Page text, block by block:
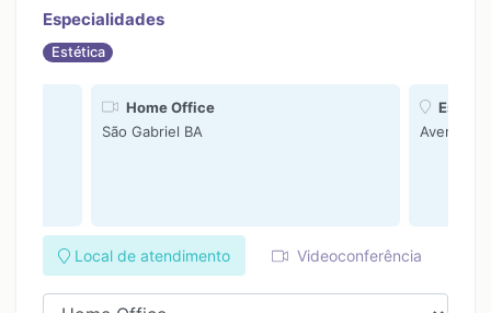
Especialidades
Estética
Home Office
São Gabriel BA
Avenida
Local de atendimento Videoconferência